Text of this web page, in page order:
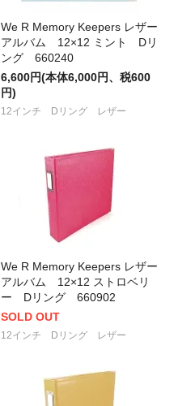
We R Memory Keepers レザー
アルバム 12×12 ミント Dリ
ング 660240
6,600円(本体6,000円、税600
円)
12インチ Dリング レザー
We R Memory Keepers レザー
アルバム 12×12 ストロベリ
ー Dリング 660902
SOLD OUT
12インチ Dリング レザー